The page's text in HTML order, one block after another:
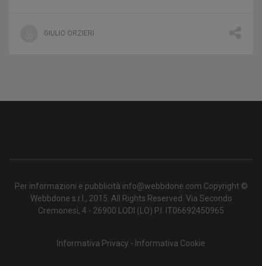
GIULIO ORZIERI
Per informazioni e pubblicità info@webbdone.com Copyright ©
Webbdone s.r.l., 2015. All Rights Reserved. Via Secondo
Cremonesi, 4 - 26900 LODI (LO) P.I. IT06692450965
Informativa Privacy - Informativa Cookie